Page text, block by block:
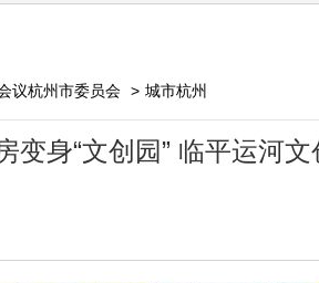
议杭州市委员会 > 城市杭州
变身“文创园” 临平运河